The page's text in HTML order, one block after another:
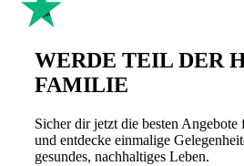
WERDE TEIL DER
FAMILIE
Sicher dir jetzt die besten
und entdecke einmalige
gesundes, nachhaltiges Leben.